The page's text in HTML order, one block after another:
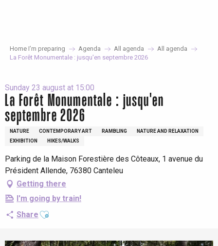
Home I’m preparing Agenda All agenda
All agenda
La Forêt Monumentale : jusqu'en septembre 2026
Sunday 23 august at 15:00
La Forêt Monumentale : jusqu'en
septembre 2026
NATURE CONTEMPORARY ART RAMBLING
NATURE AND RELAXATION
EXHIBITION
HIKES/WALKS
Parking de la Maison Forestière des Côteaux, 1 avenue du
Président Allende, 76380 Canteleu
Getting there
I'm going by train!
Share Ajouter aux favoris